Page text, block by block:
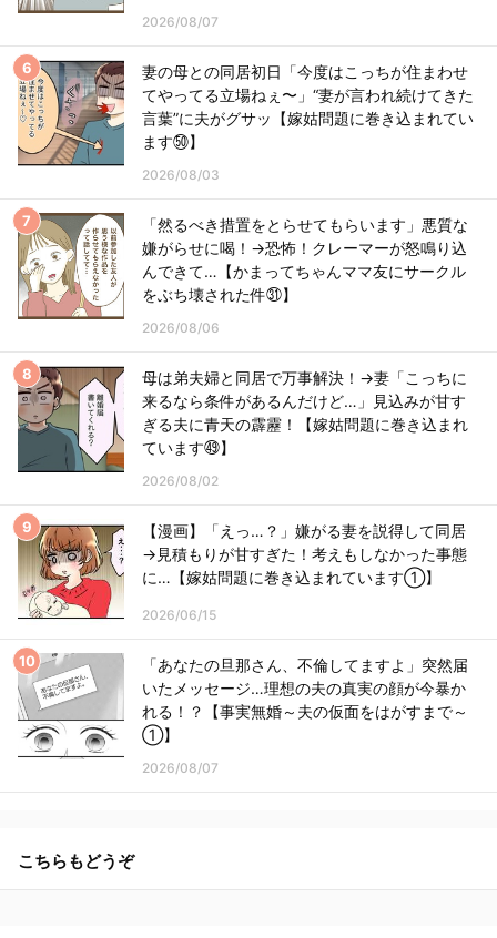
2026/08/07
妻の母との同居初日「今度はこっちが住まわせ
てやってる立場ねぇ〜」“妻が言われ続けてきた
言葉”に夫がグサッ【嫁姑問題に巻き込まれてい
ます㊿】
2026/08/03
「然るべき措置をとらせてもらいます」悪質な
嫌がらせに喝！→恐怖！クレーマーが怒鳴り込
んできて…【かまってちゃんママ友にサークル
をぶち壊された件㉛】
2026/08/06
母は弟夫婦と同居で万事解決！→妻「こっちに
来るなら条件があるんだけど…」見込みが甘す
ぎる夫に青天の霹靂！【嫁姑問題に巻き込まれ
ています㊾】
2026/08/02
【漫画】「えっ…？」嫌がる妻を説得して同居
→見積もりが甘すぎた！考えもしなかった事態
に…【嫁姑問題に巻き込まれています①】
2026/06/15
「あなたの旦那さん、不倫してますよ」突然届
いたメッセージ…理想の夫の真実の顔が今暴か
れる！？【事実無婚～夫の仮面をはがすまで～
①】
2026/08/07
こちらもどうぞ